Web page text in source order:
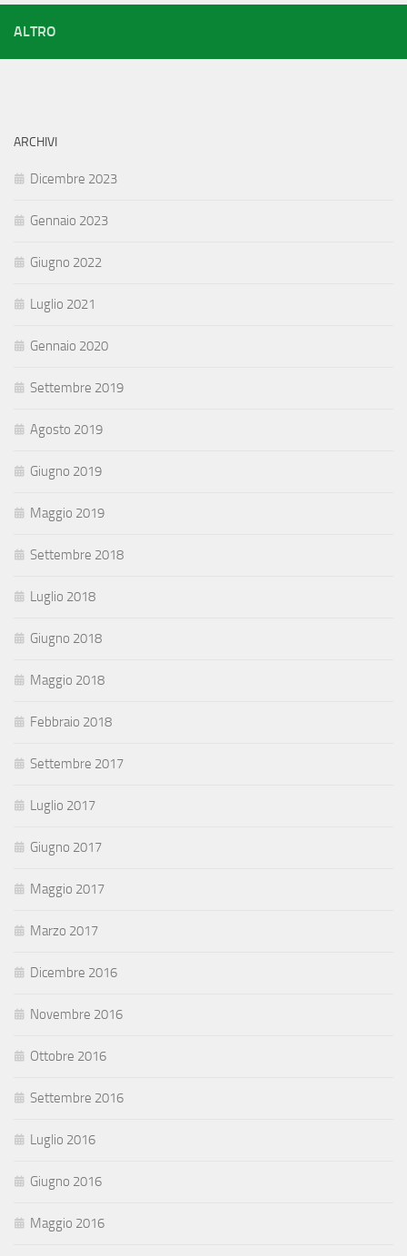
ALTRO
ARCHIVI
Dicembre 2023
Gennaio 2023
Giugno 2022
Luglio 2021
Gennaio 2020
Settembre 2019
Agosto 2019
Giugno 2019
Maggio 2019
Settembre 2018
Luglio 2018
Giugno 2018
Maggio 2018
Febbraio 2018
Settembre 2017
Luglio 2017
Giugno 2017
Maggio 2017
Marzo 2017
Dicembre 2016
Novembre 2016
Ottobre 2016
Settembre 2016
Luglio 2016
Giugno 2016
Maggio 2016